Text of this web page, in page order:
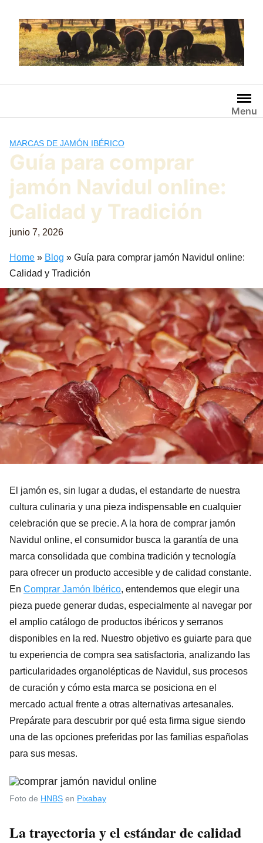
contenido
Menu
MARCAS DE JAMÓN IBÉRICO
Guía para comprar
jamón Navidul online:
Calidad y Tradición
junio 7, 2026
Home » Blog » Guía para comprar jamón Navidul online:
Calidad y Tradición
El jamón es, sin lugar a dudas, el estandarte de nuestra
cultura culinaria y una pieza indispensable en cualquier
celebración que se precie. A la hora de comprar jamón
Navidul online, el consumidor busca la garantía de una
marca consolidada que combina tradición y tecnología
para ofrecer un producto accesible y de calidad constante.
En Comprar Jamón Ibérico, entendemos que elegir una
pieza puede generar dudas, especialmente al navegar por
el amplio catálogo de productos ibéricos y serranos
disponibles en la red. Nuestro objetivo es guiarte para que
tu experiencia de compra sea satisfactoria, analizando las
particularidades organolépticas de Navidul, sus procesos
de curación y cómo esta marca se posiciona en el
mercado actual frente a otras alternativas artesanales.
Prepárate para descubrir por qué esta firma sigue siendo
una de las opciones preferidas por las familias españolas
para sus mesas.
Foto de HNBS en Pixabay
La trayectoria y el estándar de calidad